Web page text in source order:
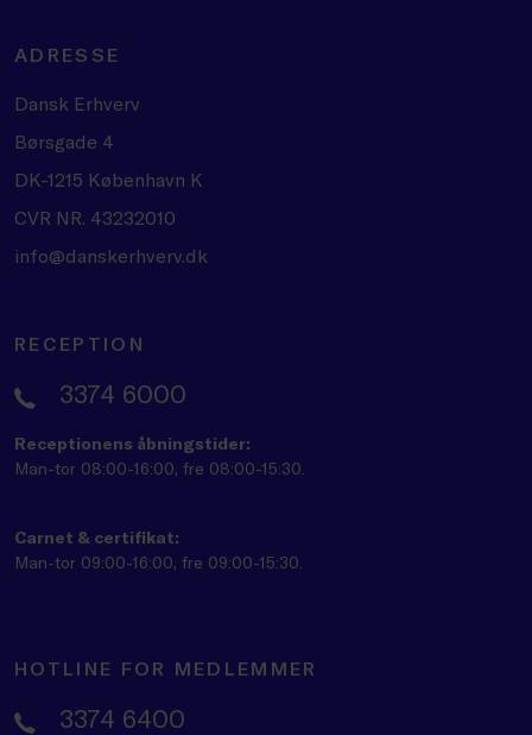
ADRESSE
Dansk Erhverv
Børsgade 4
DK-1215 København K
CVR NR. 43232010
info@danskerhverv.dk
RECEPTION
3374 6000
Receptionens åbningstider:
Man-tor 08:00-16:00, fre 08:00-15:30.
Carnet & certifikat:
Man-tor 09:00-16:00, fre 09:00-15:30.
HOTLINE FOR MEDLEMMER
3374 6400